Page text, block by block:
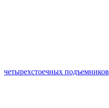
четырехстоечных подъемников